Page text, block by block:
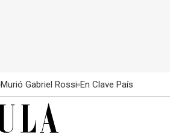
Murió Gabriel Rossi En Clave País